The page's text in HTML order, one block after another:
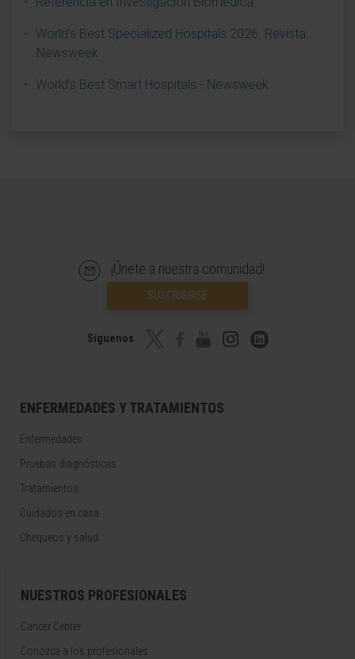
World's Best Specialized Hospitals 2026. Revista
Newsweek
World’s Best Smart Hospitals - Newsweek
¡Únete a nuestra comunidad!
SUSCRIBIRSE
Síguenos
ENFERMEDADES Y TRATAMIENTOS
Enfermedades
Pruebas diagnósticas
Tratamientos
Cuidados en casa
Chequeos y salud
NUESTROS PROFESIONALES
Cancer Center
Conozca a los profesionales